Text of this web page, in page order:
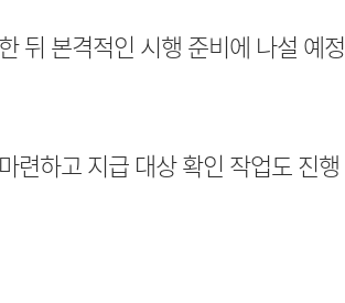
뒤 본격적인 시행 준비에 나설 예정
련하고 지급 대상 확인 작업도 진행